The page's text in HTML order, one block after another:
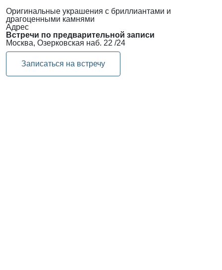
Оригинальные украшения с бриллиантами и
драгоценными камнями
Адрес
Встречи по предварительной записи
Москва, Озерковская наб. 22 /24
Записаться на встречу